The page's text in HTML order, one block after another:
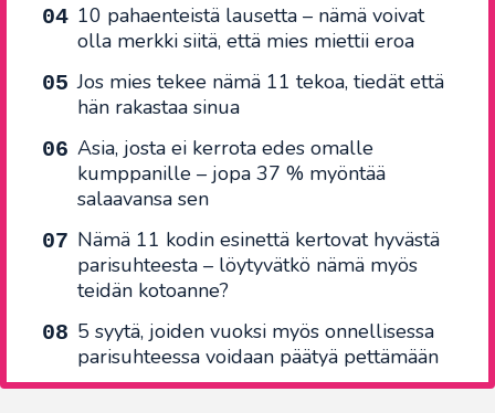
10 pahaenteistä lausetta – nämä voivat
olla merkki siitä, että mies miettii eroa
Jos mies tekee nämä 11 tekoa, tiedät että
hän rakastaa sinua
Asia, josta ei kerrota edes omalle
kumppanille – jopa 37 % myöntää
salaavansa sen
Nämä 11 kodin esinettä kertovat hyvästä
parisuhteesta – löytyvätkö nämä myös
teidän kotoanne?
5 syytä, joiden vuoksi myös onnellisessa
parisuhteessa voidaan päätyä pettämään